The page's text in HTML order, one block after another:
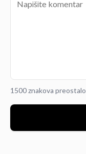
1500 znakova preostalo